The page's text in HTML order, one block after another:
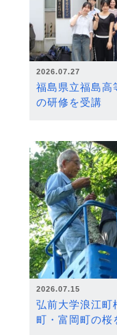
2026.07.27
福島県立福島高
の研修を受講
2026.07.15
弘前大学浪江
町・富岡町の桜